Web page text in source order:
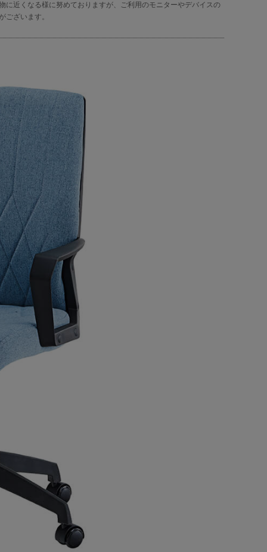
に近くなる様に努めておりますが、ご利用のモニターやデバイスの
ございます。